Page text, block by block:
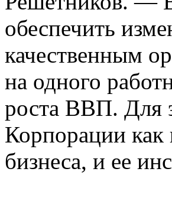
обеспечить
качественным
на одного
роста ВВП. Для
Корпорации как
бизнеса, и ее